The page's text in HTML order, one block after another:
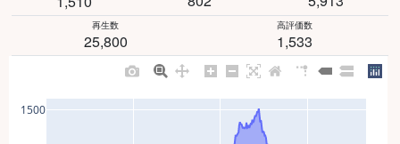
再生数
25,800
高評価数
1,533
1500